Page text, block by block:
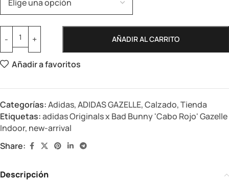
AÑADIR AL CARRITO
Añadir a favoritos
Categorías:Adidas,ADIDAS GAZELLE,Calzado,Tienda
Etiquetas:adidas Originals x Bad Bunny 'Cabo Rojo' Gazelle
Indoor, new-arrival
Share:
Descripción